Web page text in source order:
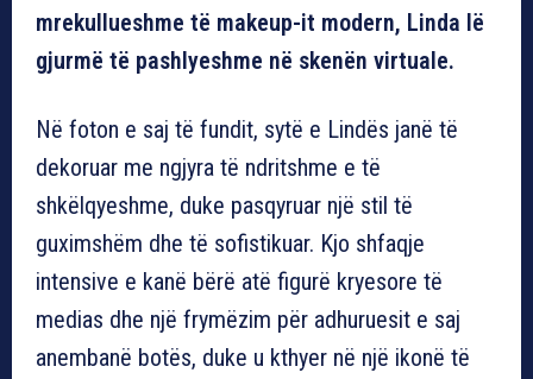
mrekullueshme të makeup-it modern, Linda lë
gjurmë të pashlyeshme në skenën virtuale.
Në foton e saj të fundit, sytë e Lindës janë të
dekoruar me ngjyra të ndritshme e të
shkëlqyeshme, duke pasqyruar një stil të
guximshëm dhe të sofistikuar. Kjo shfaqje
intensive e kanë bërë atë figurë kryesore të
medias dhe një frymëzim për adhuruesit e saj
anembanë botës, duke u kthyer në një ikonë të